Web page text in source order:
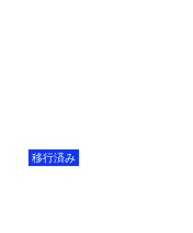
移行済み